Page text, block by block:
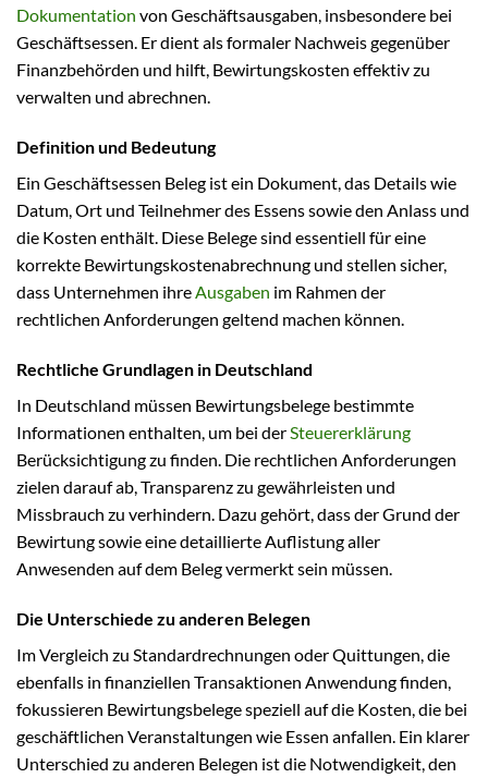
Dokumentation von Geschäftsausgaben, insbesondere bei
Geschäftsessen. Er dient als formaler Nachweis gegenüber
Finanzbehörden und hilft, Bewirtungskosten effektiv zu
verwalten und abrechnen.
Definition und Bedeutung
Ein Geschäftsessen Beleg ist ein Dokument, das Details wie
Datum, Ort und Teilnehmer des Essens sowie den Anlass und
die Kosten enthält. Diese Belege sind essentiell für eine
korrekte Bewirtungskostenabrechnung und stellen sicher,
dass Unternehmen ihreAusgaben im Rahmen der
rechtlichen Anforderungen geltend machen können.
Rechtliche Grundlagen in Deutschland
In Deutschland müssen Bewirtungsbelege bestimmte
Informationen enthalten, um bei derSteuererklärung
Berücksichtigung zu finden. Die rechtlichen Anforderungen
zielen darauf ab, Transparenz zu gewährleisten und
Missbrauch zu verhindern. Dazu gehört, dass der Grund der
Bewirtung sowie eine detaillierte Auflistung aller
Anwesenden auf dem Beleg vermerkt sein müssen.
Die Unterschiede zu anderen Belegen
Im Vergleich zu Standardrechnungen oder Quittungen, die
ebenfalls in finanziellen Transaktionen Anwendung finden,
fokussieren Bewirtungsbelege speziell auf die Kosten, die bei
geschäftlichen Veranstaltungen wie Essen anfallen. Ein klarer
Unterschied zu anderen Belegen ist die Notwendigkeit, den